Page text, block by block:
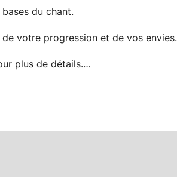
du chant.
votre progression et de vos envies.
plus de détails.